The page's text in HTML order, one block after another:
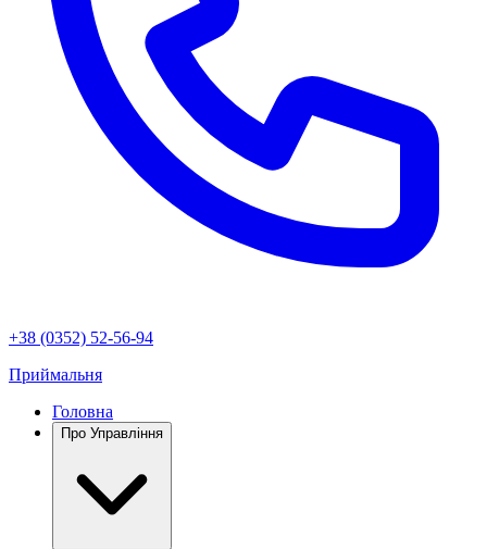
+38 (0352) 52-56-94
Приймальня
Головна
Про Управління